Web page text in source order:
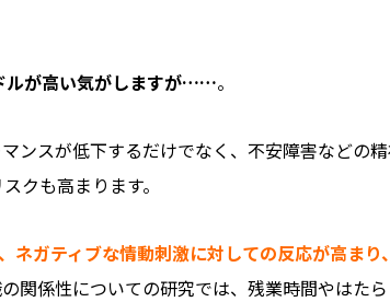
ルが高い気がしますが……。
ンスが低下するだけでなく、不安障害などの
クも高まります。
ネガティブな情動刺激に対しての反応が高まり
関係性についての研究では、残業時間やはた